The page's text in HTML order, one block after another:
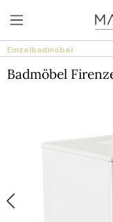
Zum Hauptinhalt
Einzelbadmöbel
Badmöbel
Bildergalerie